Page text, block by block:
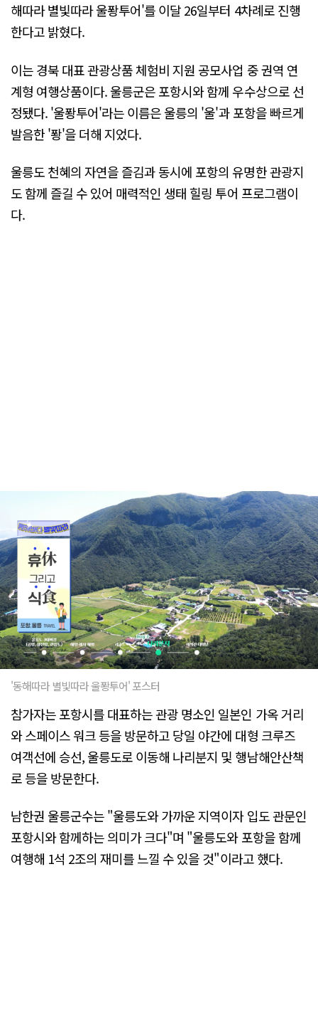
해따라 별빛따라 울퐝투어'를 이달 26일부터 4차례로 진행
한다고 밝혔다.
이는 경북 대표 관광상품 체험비 지원 공모사업 중 권역 연
계형 여행상품이다. 울릉군은 포항시와 함께 우수상으로 선
정됐다. '울퐝투어'라는 이름은 울릉의 '울'과 포항을 빠르게
발음한 '퐝'을 더해 지었다.
울릉도 천혜의 자연을 즐김과 동시에 포항의 유명한 관광지
도 함께 즐길 수 있어 매력적인 생태 힐링 투어 프로그램이
다.
'동해따라 별빛따라 울퐝투어' 포스터
참가자는 포항시를 대표하는 관광 명소인 일본인 가옥 거리
와 스페이스 워크 등을 방문하고 당일 야간에 대형 크루즈
여객선에 승선, 울릉도로 이동해 나리분지 및 행남해안산책
로 등을 방문한다.
남한권 울릉군수는 "울릉도와 가까운 지역이자 입도 관문인
포항시와 함께하는 의미가 크다"며 "울릉도와 포항을 함께
여행해 1석 2조의 재미를 느낄 수 있을 것"이라고 했다.